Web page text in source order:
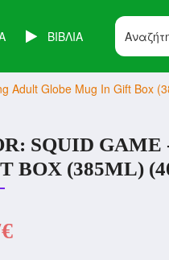
ΒΙΒΛΙΑ
Adult Globe Mug In Gift Box
SQUID
BOX (385ML)